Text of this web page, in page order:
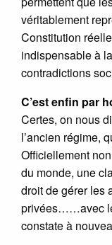
véritablement
Constitution
indispensable à
contradictions
C’est enfin par
Certes, on nous
l’ancien régime,
Officiellement
du monde, une
droit de gérer les
privées……avec
constate à